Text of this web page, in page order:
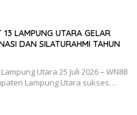
LAMPUNG UTARA GELAR
DAN SILATURAHMI TAHUN
Lampung Utara 25 Juli 2026 – WN88
Lampung Utara sukses…